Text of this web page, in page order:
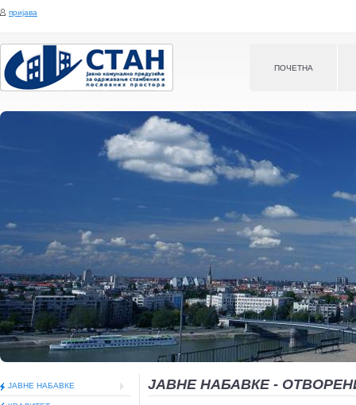
ПOЧЕТНА
пријава
ЈАВНЕ НАБАВКЕ -
ЈАВНЕ НАБАВКЕ